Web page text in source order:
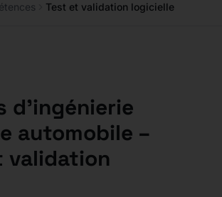
Test et validation logicielle
d'ingénierie
automobile –
validation